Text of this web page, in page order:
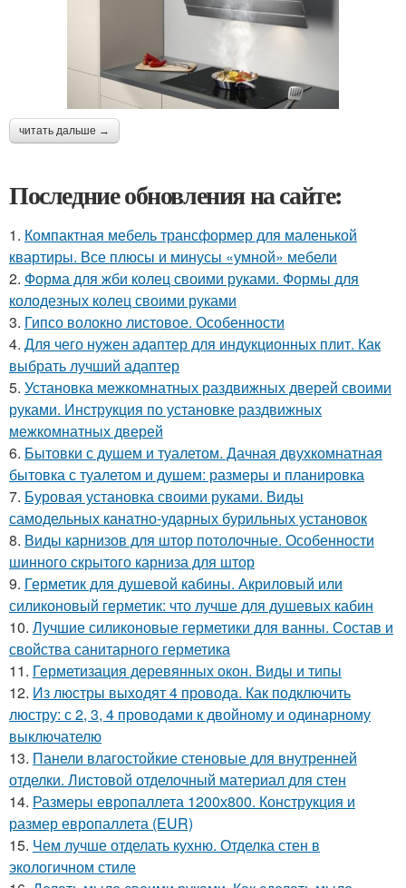
читать дальше →
Последние обновления на сайте:
1. Компактная мебель трансформер для маленькой
квартиры. Все плюсы и минусы «умной» мебели
2. Форма для жби колец своими руками. Формы для
колодезных колец своими руками
3. Гипсо волокно листовое. Особенности
4. Для чего нужен адаптер для индукционных плит. Как
выбрать лучший адаптер
5. Установка межкомнатных раздвижных дверей своими
руками. Инструкция по установке раздвижных
межкомнатных дверей
6. Бытовки с душем и туалетом. Дачная двухкомнатная
бытовка с туалетом и душем: размеры и планировка
7. Буровая установка своими руками. Виды
самодельных канатно-ударных бурильных установок
8. Виды карнизов для штор потолочные. Особенности
шинного скрытого карниза для штор
9. Герметик для душевой кабины. Акриловый или
силиконовый герметик: что лучше для душевых кабин
10. Лучшие силиконовые герметики для ванны. Состав и
свойства санитарного герметика
11. Герметизация деревянных окон. Виды и типы
12. Из люстры выходят 4 провода. Как подключить
люстру: с 2, 3, 4 проводами к двойному и одинарному
выключателю
13. Панели влагостойкие стеновые для внутренней
отделки. Листовой отделочный материал для стен
14. Размеры европаллета 1200х800. Конструкция и
размер европаллета (EUR)
15. Чем лучше отделать кухню. Отделка стен в
экологичном стиле